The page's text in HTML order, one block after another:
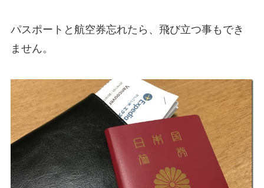
パスポートと航空券忘れたら、飛び立つ事もでき
ません。